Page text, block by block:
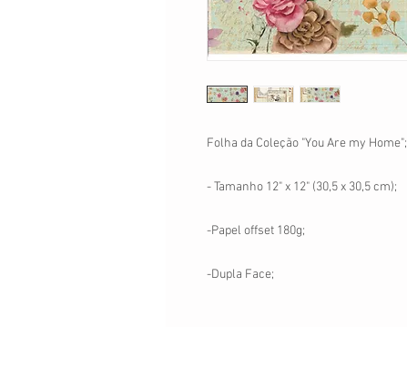
Folha da Coleção "You Are my Home";
- Tamanho 12" x 12" (30,5 x 30,5 cm);
-Papel offset 180g;
-Dupla Face;